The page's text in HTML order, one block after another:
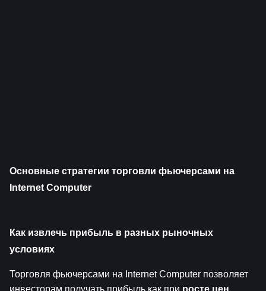
Основные стратегии торговли фьючерсами на
Internet Computer
Как извлечь прибыль в разных рыночных
условиях
Торговля фьючерсами на Internet Computer позволяет